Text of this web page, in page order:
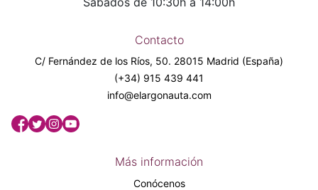
Contacto
C/ Fernández de los Ríos, 50. 28015 Madrid (España)
(+34) 915 439 441
info@elargonauta.com
Más información
Conócenos